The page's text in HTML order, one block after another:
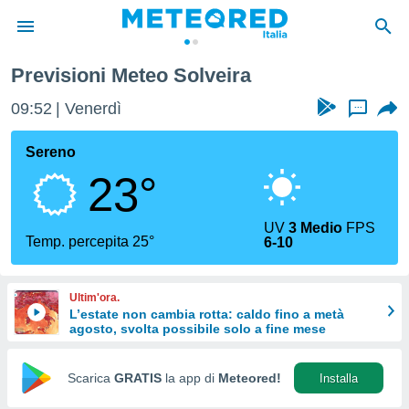
di
per
le
di
Web
Previsioni Meteo Solveira
09:52 Venerdì ...
Sereno
23°
Temp. percepita 25°
UV3 Medio FPS
6-10
Ultim'ora.
L’estate non cambia rotta: caldo fino a metà
agosto, svolta possibile solo a fine mese
Scarica GRATIS la app di Meteored! Installa